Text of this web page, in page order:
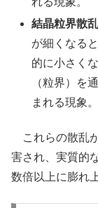
結晶粒界散
が細くなる
的に小さく
（粒界）を
まれる現象。
これらの散乱
害され、実質的
数倍以上に膨れ